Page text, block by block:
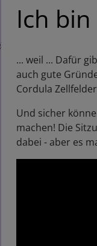
Ich
... weil ... Dafür
auch gute
Cordula
Und sicher
machen! Die
dabei - aber es